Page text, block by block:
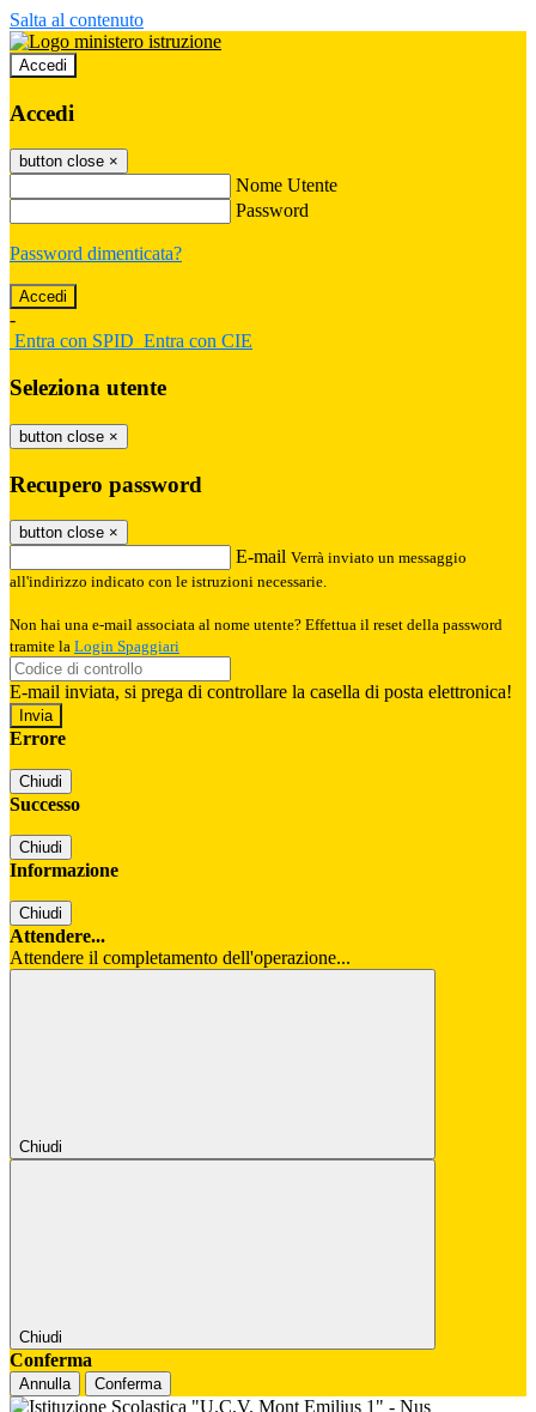
Salta al contenuto
Accedi
Accedi
button close ×
Nome Utente
Password
Password dimenticata?
-
Entra con SPID Entra con CIE
Seleziona utente
button close ×
Recupero password
button close ×
E-mail Verrà inviato un messaggio
all'indirizzo indicato con le istruzioni necessarie.
Non hai una e-mail associata al nome utente? Effettua il reset della password
tramite la Login Spaggiari
E-mail inviata, si prega di controllare la casella di posta elettronica!
Errore
Chiudi
Successo
Chiudi
Informazione
Chiudi
Attendere...
Attendere il completamento dell'operazione...
Chiudi
Chiudi
Conferma
Annulla Conferma